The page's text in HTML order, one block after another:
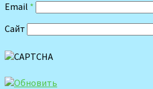
Email *
Сайт